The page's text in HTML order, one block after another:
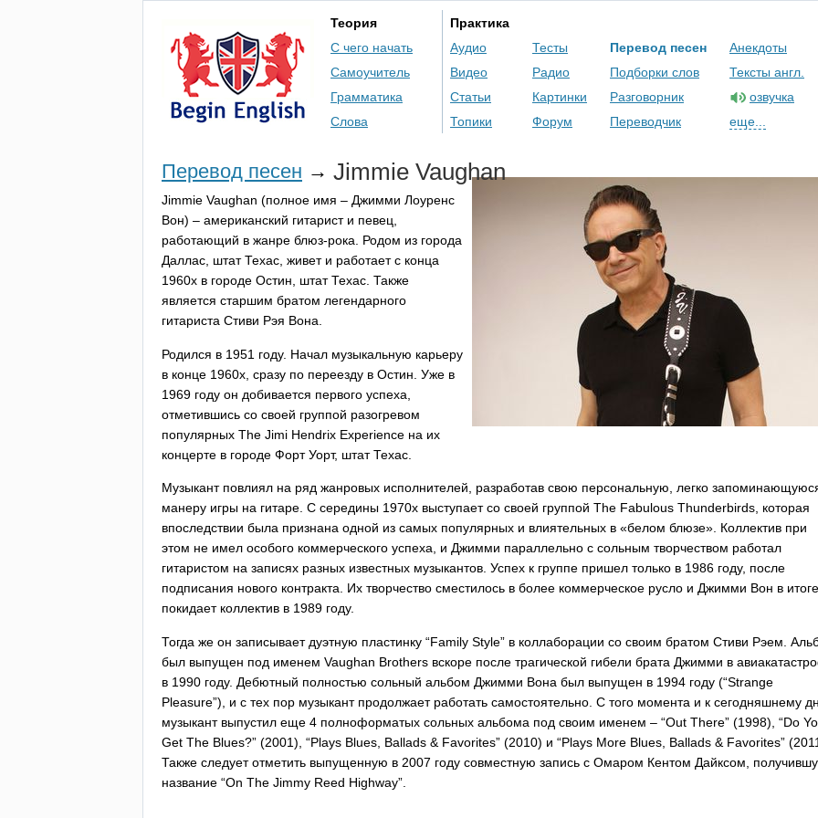
Теория
С чего начать
Самоучитель
Грамматика
Слова
Практика
Аудио
Видео
Статьи
Топики
Тесты
Радио
Картинки
Форум
Перевод песен
Подборки слов
Разговорник
Переводчик
Анекдоты
Тексты англ.
озвучка
еще...
Перевод песен → Jimmie Vaughan
Jimmie Vaughan (полное имя – Джимми Лоуренс
Вон) – американский гитарист и певец,
работающий в жанре блюз-рока. Родом из города
Даллас, штат Техас, живет и работает с конца
1960х в городе Остин, штат Техас. Также
является старшим братом легендарного
гитариста Стиви Рэя Вона.
Родился в 1951 году. Начал музыкальную карьеру
в конце 1960х, сразу по переезду в Остин. Уже в
1969 году он добивается первого успеха,
отметившись со своей группой разогревом
популярных The Jimi Hendrix Experience на их
концерте в городе Форт Уорт, штат Техас.
Музыкант повлиял на ряд жанровых исполнителей, разработав свою персональную, легко
манеру игры на гитаре. С середины 1970х выступает со своей группой The Fabulous Thunderbirds , которая
впоследствии была признана одной из самых популярных и влиятельных в «белом блюзе». Коллектив при
этом не имел особого коммерческого успеха, и Джимми параллельно с сольным творчеством работал
гитаристом на записях разных известных музыкантов. Успех к группе пришел только в 1986 году, после
подписания нового контракта. Их творчество сместилось в более коммерческое русло и Джимми Вон в итоге
покидает коллектив в 1989 году.
Тогда же он записывает дуэтную пластинку “Family Style” в коллаборации со своим братом Стиви Рэем.
был выпущен под именем Vaughan Brothers вскоре после трагической гибели брата Джимми в
в 1990 году. Дебютный полностью сольный альбом Джимми Вона был выпущен в 1994 году (“Strange
Pleasure”), и с тех пор музыкант продолжает работать самостоятельно. С того момента и к сегодняшнему
музыкант выпустил еще 4 полноформатых сольных альбома под своим именем – “Out There” (1998), “Do
Get The Blues?” (2001), “Plays Blues Ballads & Favorites” (2010) и “Plays More Blues Ballads & Favorites”
Также следует отметить выпущенную в 2007 году совместную запись с Омаром Кентом Дайксом,
название “On The Jimmy Reed Highway”.